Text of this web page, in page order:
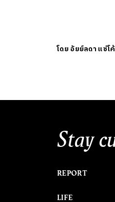
โดย อัยย์ลดา แซ่โ
Stay
REPORT
LIFE